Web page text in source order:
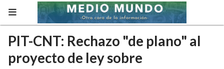
PIT-CNT: Rechazo "de plano" al
proyecto de ley sobre